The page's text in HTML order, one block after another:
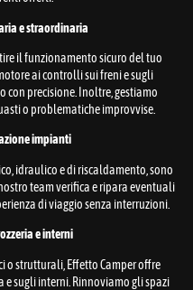
e straordinaria
il funzionamento sicuro del tuo
ai controlli sui freni e sugli
con precisione. Inoltre, gestiamo
o problematiche improvvise.
impianti
idraulico e di riscaldamento, sono
team verifica e ripara eventuali
di viaggio senza interruzioni.
e interni
o strutturali, Effetto Camper offre
sugli interni. Rinnoviamo gli spazi